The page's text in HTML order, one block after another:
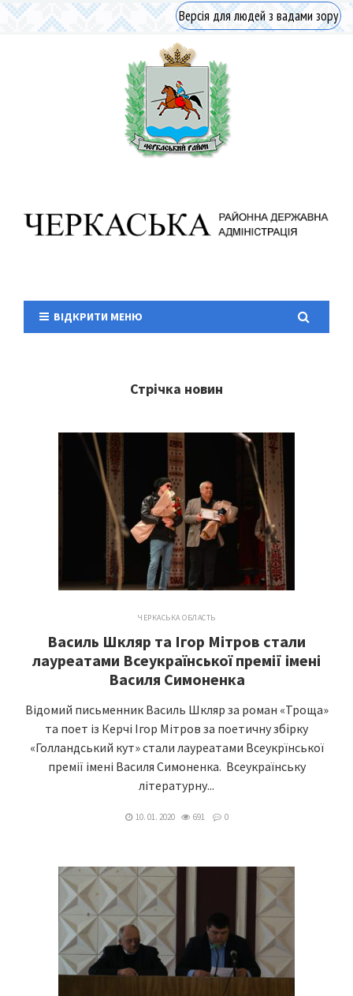
Версія для людей з вадами зору
ВІДКРИТИ МЕНЮ
Стрічка новин
ЧЕРКАСЬКА ОБЛАСТЬ
Василь Шкляр та Ігор Мітров стали
лауреатами Всеукраїнської премії імені
Василя Симоненка
Відомий письменник Василь Шкляр за роман «Троща»
та поет із Керчі Ігор Мітров за поетичну збірку
«Голландський кут» стали лауреатами Всеукрїнської
премії імені Василя Симоненка. Всеукраїнську
літературну...
10. 01. 2020 691 0